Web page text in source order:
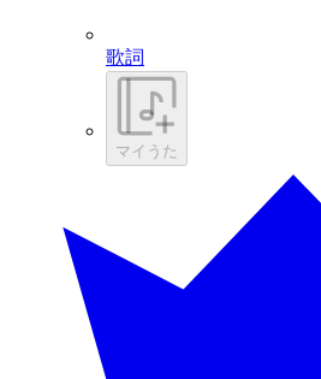
歌詞
マイうた